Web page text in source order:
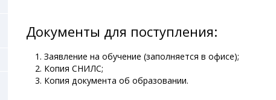
Документы для поступления:
Заявление на обучение (заполняется в офисе);
Копия СНИЛС;
Копия документа об образовании.